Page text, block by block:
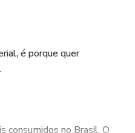
é porque quer
consumidos no Brasil. O